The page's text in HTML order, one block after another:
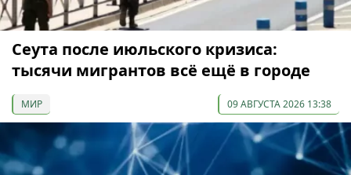
Сеута после июльского кризиса:
тысячи мигрантов всё ещё в городе
МИР 09 АВГУСТА 2026 13:38